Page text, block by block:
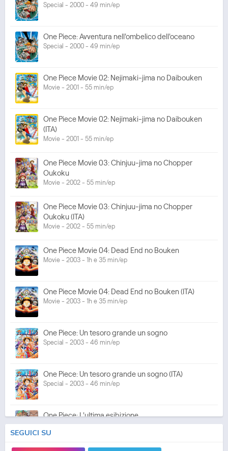
Special - 2000 - 49 min/ep
One Piece: Avventura nell'ombelico dell'oceano
Special - 2000 - 49 min/ep
One Piece Movie 02: Nejimaki-jima no Daibouken
Movie - 2001 - 55 min/ep
One Piece Movie 02: Nejimaki-jima no Daibouken
(ITA)
Movie - 2001 - 55 min/ep
One Piece Movie 03: Chinjuu-jima no Chopper
Oukoku
Movie - 2002 - 55 min/ep
One Piece Movie 03: Chinjuu-jima no Chopper
Oukoku (ITA)
Movie - 2002 - 55 min/ep
One Piece Movie 04: Dead End no Bouken
Movie - 2003 - 1h e 35 min/ep
One Piece Movie 04: Dead End no Bouken (ITA)
Movie - 2003 - 1h e 35 min/ep
One Piece: Un tesoro grande un sogno
Special - 2003 - 46 min/ep
One Piece: Un tesoro grande un sogno (ITA)
Special - 2003 - 46 min/ep
One Piece: L'ultima esibizione
Special - 2003 - 45 min/ep
SEGUICI SU